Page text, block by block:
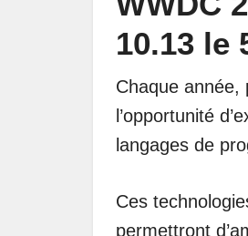
10.13 le
Chaque année,
l’opportunité
langages de
Ces
permettront